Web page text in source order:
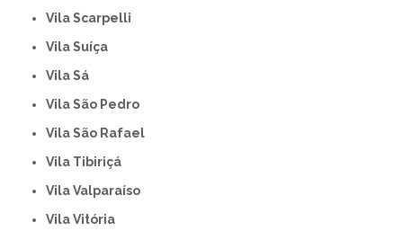
Vila Scarpelli
Vila Suíça
Vila Sá
Vila São Pedro
Vila São Rafael
Vila Tibiriçá
Vila Valparaíso
Vila Vitória